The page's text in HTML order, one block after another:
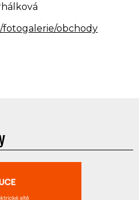
fotogalerie/obchody